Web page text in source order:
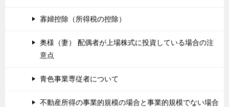
寡婦控除（所得税の控除）
奥様（妻） 配偶者が上場株式に投資している場合の注
意点
青色事業専従者について
不動産所得の事業的規模の場合と事業的規模でない場合